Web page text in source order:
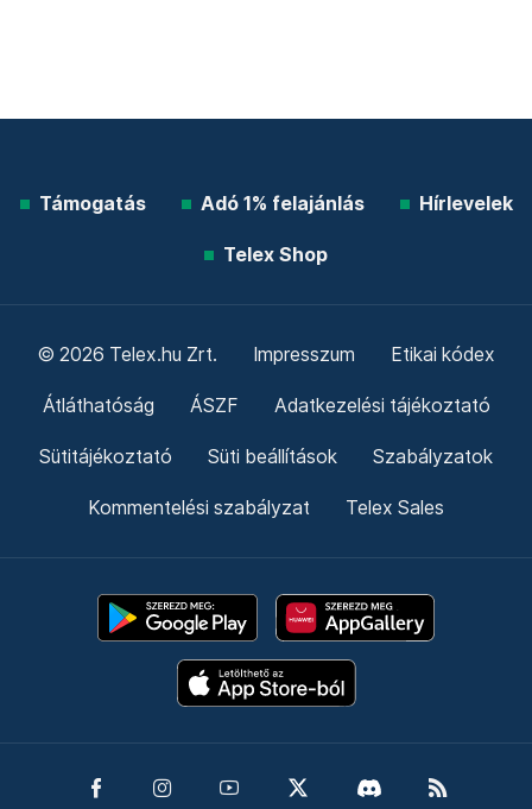
Támogatás Adó 1% felajánlás Hírlevelek
Telex Shop
© 2026 Telex.hu Zrt. Impresszum Etikai kódex
Átláthatóság ÁSZF Adatkezelési tájékoztató
Sütitájékoztató Süti beállítások Szabályzatok
Kommentelési szabályzat Telex Sales